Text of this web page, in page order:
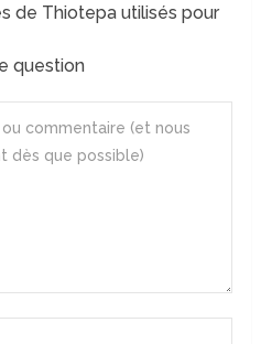
de Thiotepa utilisés pour
question